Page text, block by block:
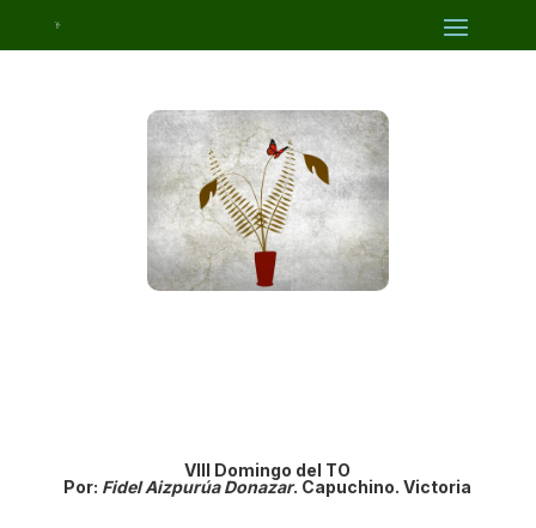
VIII Domingo del TO
Por: Fidel Aizpurúa Donazar. Capuchino. Victoria